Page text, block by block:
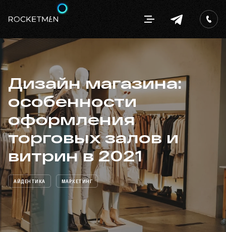
Дизайн магазина:
особенности
оформления
торговых залов и
витрин в 2021
АЙДЕНТИКА МАРКЕТИНГ